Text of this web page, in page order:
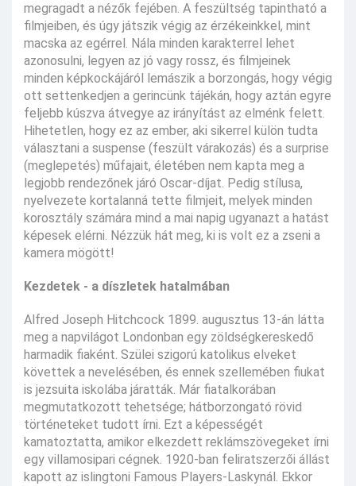
megragadt a nézők fejében. A feszültség tapintható a
filmjeiben, és úgy játszik végig az érzékeinkkel, mint
macska az egérrel. Nála minden karakterrel lehet
azonosulni, legyen az jó vagy rossz, és filmjeinek
minden képkockájáról lemászik a borzongás, hogy végig
ott settenkedjen a gerincünk tájékán, hogy aztán egyre
feljebb kúszva átvegye az irányítást az elménk felett.
Hihetetlen, hogy ez az ember, aki sikerrel külön tudta
választani a suspense (feszült várakozás) és a surprise
(meglepetés) műfajait, életében nem kapta meg a
legjobb rendezőnek járó Oscar-díjat. Pedig stílusa,
nyelvezete kortalanná tette filmjeit, melyek minden
korosztály számára mind a mai napig ugyanazt a hatást
képesek elérni. Nézzük hát meg, ki is volt ez a zseni a
kamera mögött!
Kezdetek - a díszletek hatalmában
Alfred Joseph Hitchcock 1899. augusztus 13-án látta
meg a napvilágot Londonban egy zöldségkereskedő
harmadik fiaként. Szülei szigorú katolikus elveket
követtek a nevelésében, és ennek szellemében fiukat
is jezsuita iskolába járatták. Már fiatalkorában
megmutatkozott tehetsége; hátborzongató rövid
történeteket tudott írni. Ezt a képességét
kamatoztatta, amikor elkezdett reklámszövegeket írni
egy villamosipari cégnek. 1920-ban feliratszerzői állást
kapott az islingtoni Famous Players-Laskynál. Ekkor